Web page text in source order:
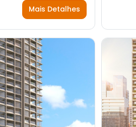
Mais Detalhes